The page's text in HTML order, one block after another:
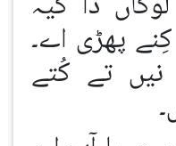
پھڑی اے۔
نیں تے کُتے